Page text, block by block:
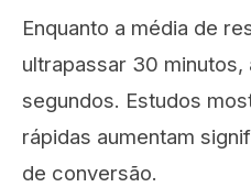
Enquanto a média de
ultrapassar 30 minutos,
segundos. Estudos
rápidas aumentam
de conversão.